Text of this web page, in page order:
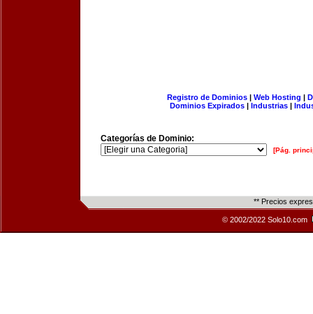
Registro de Dominios| Web Hosting |
Dominios Expirados | Industrias |
Categorías de Dominio:
[Pág.
** Precios
© 2002/2022 Solo10.com